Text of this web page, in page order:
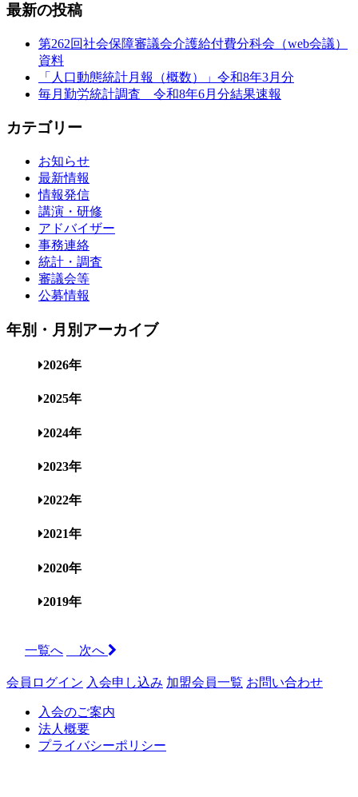
最新の投稿
第262回社会保障審議会介護給付費分科会（web会議）
資料
「人口動態統計月報（概数）」令和8年3月分
毎月勤労統計調査 令和8年6月分結果速報
カテゴリー
お知らせ
最新情報
情報発信
講演・研修
アドバイザー
事務連絡
統計・調査
審議会等
公募情報
年別・月別アーカイブ
2026年
2025年
2024年
2023年
2022年
2021年
2020年
2019年
一覧へ 次へ
会員ログイン 入会申し込み 加盟会員一覧 お問い合わせ
入会のご案内
法人概要
プライバシーポリシー